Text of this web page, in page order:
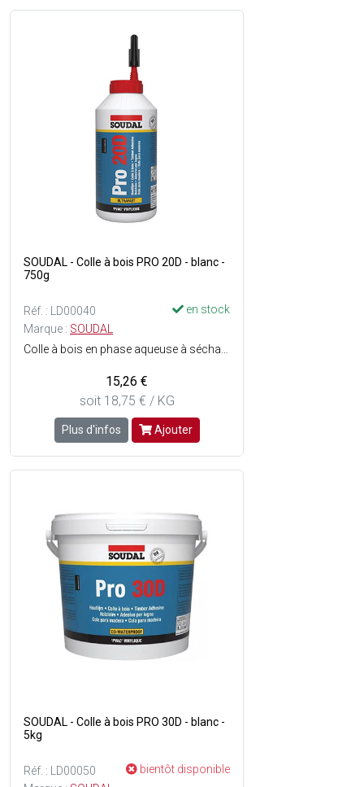
SOUDAL - Colle à bois PRO 20D - blanc -
750g
Réf. : LD00040
en stock
Marque : SOUDAL
15,26 €
soit 18,75 € / KG
Plus d'infos Ajouter
SOUDAL - Colle à bois PRO 30D - blanc -
5kg
Réf. : LD00050
bientôt disponible